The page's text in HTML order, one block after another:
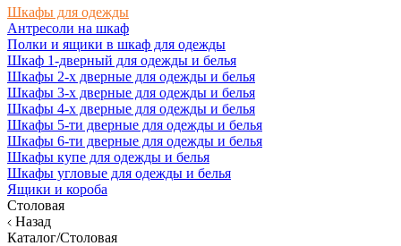
Шкафы для одежды
Антресоли на шкаф
Полки и ящики в шкаф для одежды
Шкаф 1-дверный для одежды и белья
Шкафы 2-х дверные для одежды и белья
Шкафы 3-х дверные для одежды и белья
Шкафы 4-х дверные для одежды и белья
Шкафы 5-ти дверные для одежды и белья
Шкафы 6-ти дверные для одежды и белья
Шкафы купе для одежды и белья
Шкафы угловые для одежды и белья
Ящики и короба
Столовая
Назад
Каталог/Столовая